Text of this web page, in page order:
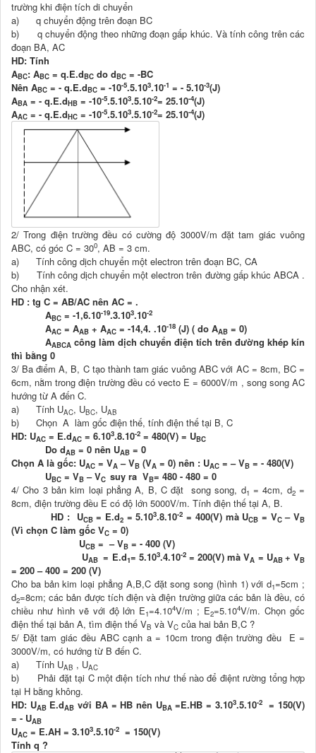
trường khi điện tích di chuyển
a) q chuyển động trên đoạn BC
b) q chuyển động theo những đoạn gấp khúc. Và tính công trên các
đoạn BA, AC
HD: Tính
ABC: ABC = q.E.dBC do dBC = -BC
Nên ABC = - q.E.dBC = -10-5.5.103.10-1 = - 5.10-3(J)
ABA = - q.E.dHB = -10-5.5.103.5.10-2= 25.10-4(J)
AAC = - q.E.dHC = -10-5.5.103.5.10-2= 25.10-4(J)
2/ Trong điện trường đều có cường độ 3000V/m đặt tam giác vuông
ABC, có góc C = 300, AB = 3 cm.
a) Tính công dịch chuyển một electron trên đoạn BC, CA
b) Tính công dịch chuyển một electron trên đường gấp khúc ABCA .
Cho nhận xét.
HD : tg C = AB/AC nên AC = .
ABC = -1,6.10-19.3.103.10-2
AAC = AAB + AAC = -14,4. .10-18 (J) ( do AAB = 0)
AABCA công làm dịch chuyển điện tích trên đường khép kín
thì bằng 0
3/ Ba điểm A, B, C tạo thành tam giác vuông ABC với AC = 8cm, BC =
6cm, nằm trong điện trường đều có vecto E = 6000V/m , song song AC
hướng từ A đến C.
a) Tính UAC, UBC, UAB
b) Chọn A làm gốc điện thế, tính điện thế tại B, C
HD: UAC = E.dAC = 6.103.8.10-2 = 480(V) = UBC
Do dAB = 0 nên UAB = 0
Chọn A là gốc: UAC = VA – VB (VA = 0) nên : UAC = – VB = - 480(V)
UBC = VB – VC suy ra VB= 480 - 480 = 0
4/ Cho 3 bản kim loại phẳng A, B, C đặt song song, d1 = 4cm, d2=
8cm, điện trường đều E có độ lớn 5000V/m. Tính điện thế tại A, B.
HD : UCB= E.d2= 5.103.8.10-2 = 400(V) mà UCB = VC– VB
(Vì chọn C làm gốc V­­C = 0)
UCB = – VB = - 400 (V)
UAB = E.d1= 5.103.4.10-2= 200(V) mà VA = UAB + VB
= 200 – 400 = 200 (V)
Cho ba bản kim loại phẳng A,B,C đặt song song (hình 1) với d1=5cm ;
d2=8cm; các bản được tích điện và điện trường giữa các bản là đều, có
chiều như hình vẽ với độ lớn E1=4.104V/m ; E2=5.104V/m. Chọn gốc
điện thế tại bản A, tìm điện thế VB và VC của hai bản B,C ?
5/ Đặt tam giác đều ABC cạnh a = 10cm trong điện trường đều E =
3000V/m, có hướng từ B đến C.
a) Tính UAB , UAC
b) Phải đặt tại C một điện tích như thế nào để điệnt rường tổng hợp
tại H bằng không.
HD: UABE.dAB với BA = HB nên UBA =E.HB = 3.103.5.10-2= 150(V)
= - UAB
UAC = E.AH = 3.103.5.10-2 = 150(V)
Tính q ?